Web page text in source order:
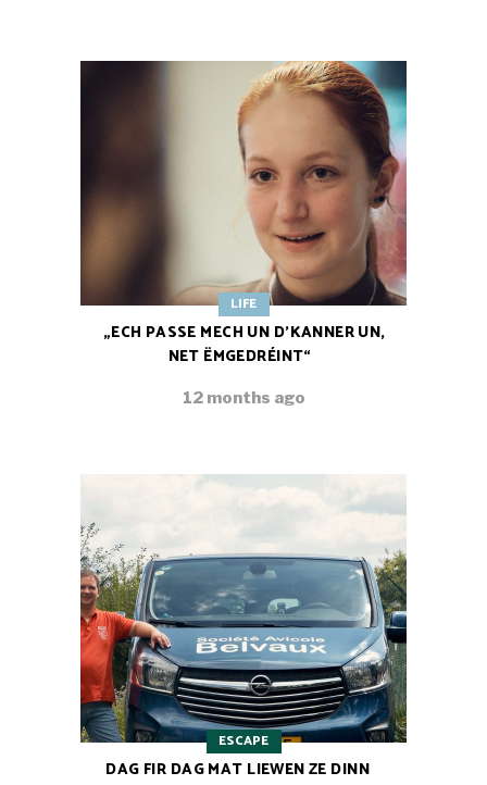
LIFE
„ECH PASSE MECH UN D’KANNER UN,
NET ËMGEDRÉINT“
12 months ago
ESCAPE
DAG FIR DAG MAT LIEWEN ZE DINN